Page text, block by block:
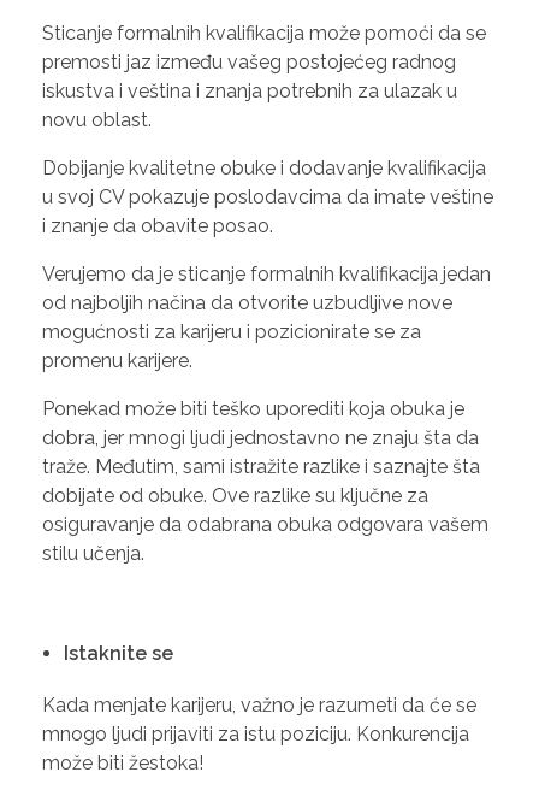
Sticanje formalnih kvalifikacija može pomoći da se
premosti jaz između vašeg postojećeg radnog
iskustva i veština i znanja potrebnih za ulazak u
novu oblast.
Dobijanje kvalitetne obuke i dodavanje kvalifikacija
u svoj CV pokazuje poslodavcima da imate veštine
i znanje da obavite posao.
Verujemo da je sticanje formalnih kvalifikacija jedan
od najboljih načina da otvorite uzbudljive nove
mogućnosti za karijeru i pozicionirate se za
promenu karijere.
Ponekad može biti teško uporediti koja obuka je
dobra, jer mnogi ljudi jednostavno ne znaju šta da
traže. Međutim, sami istražite razlike i saznajte šta
dobijate od obuke. Ove razlike su ključne za
osiguravanje da odabrana obuka odgovara vašem
stilu učenja.
Istaknite se
Kada menjate karijeru, važno je razumeti da će se
mnogo ljudi prijaviti za istu poziciju. Konkurencija
može biti žestoka!